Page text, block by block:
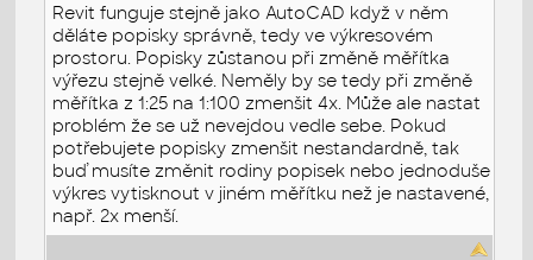
Revit funguje stejně jako AutoCAD když v něm
děláte popisky správně, tedy ve výkresovém
prostoru. Popisky zůstanou při změně měřítka
výřezu stejně velké. Neměly by se tedy při změně
měřítka z 1:25 na 1:100 zmenšit 4x. Může ale nastat
problém že se už nevejdou vedle sebe. Pokud
potřebujete popisky zmenšit nestandardně, tak
buď musíte změnit rodiny popisek nebo jednoduše
výkres vytisknout v jiném měřítku než je nastavené,
např. 2x menší.